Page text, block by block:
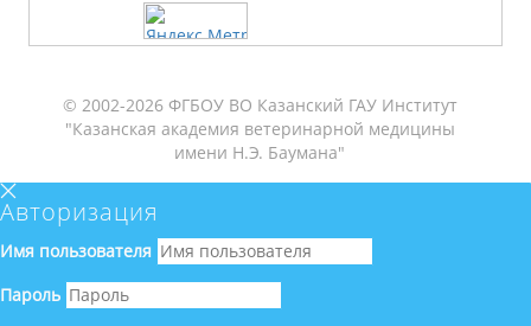
© 2002-2026 ФГБОУ ВО Казанский ГАУ Институт
"Казанская академия ветеринарной медицины
имени Н.Э. Баумана"
Авторизация
Имя пользователя
Пароль